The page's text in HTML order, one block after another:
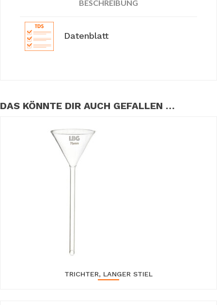
BESCHREIBUNG
Datenblatt
DAS KÖNNTE DIR AUCH GEFALLEN …
TRICHTER, LANGER STIEL